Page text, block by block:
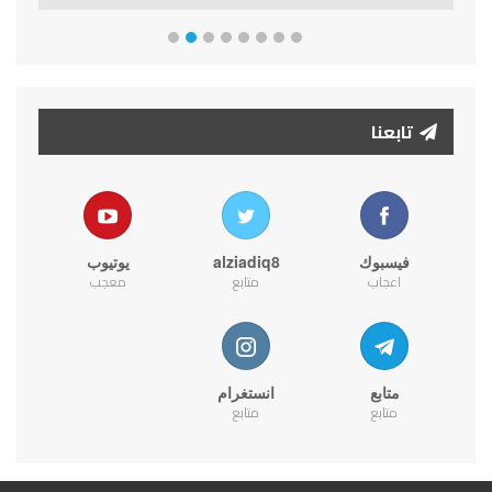
تابعنا
فيسبوك
اعجاب
alziadiq8
متابع
يوتيوب
معجب
متابع
متابع
انستغرام
متابع